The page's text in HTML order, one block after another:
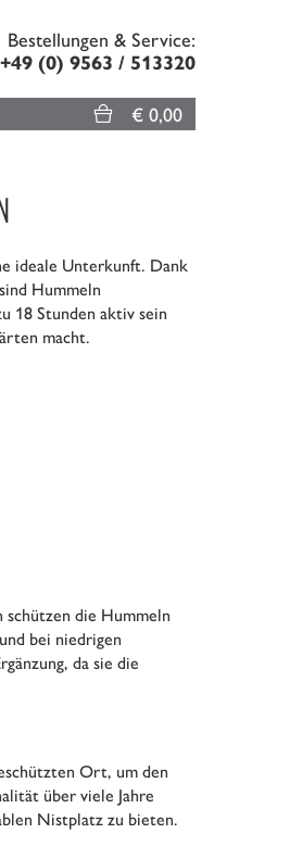
Bestellungen & Service:
+49 (0) 9563 / 513320
€ 0,00
ideale Unterkunft. Dank
Hummeln
18 Stunden aktiv sein
macht.
die Hummeln
bei niedrigen
da sie die
Ort, um den
über viele Jahre
Nistplatz zu bieten.